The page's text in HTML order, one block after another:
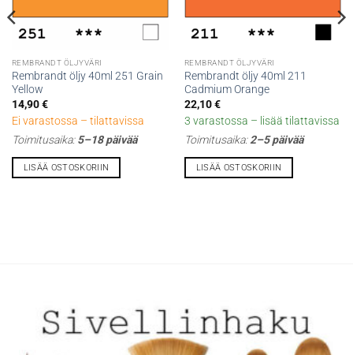
REMBRANDT ÖLJYVÄRI
Rembrandt öljy 40ml 251 Grain
Yellow
14,90€
Ei varastossa – tilattavissa
Toimitusaika:5–18 päivää
LISÄÄ OSTOSKORIIN
REMBRANDT ÖLJYVÄRI
Rembrandt öljy 40ml 211
Cadmium Orange
22,10€
3 varastossa – lisää tilattavissa
Toimitusaika:2–5 päivää
LISÄÄ OSTOSKORIIN